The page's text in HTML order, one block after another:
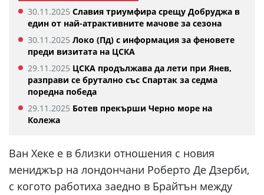
30.11.2025 Славия триумфира срещу Добруджа в
един от най-атрактивните мачове за сезона
30.11.2025 Локо (Пд) с информация за феновете
преди визитата на ЦСКА
29.11.2025 ЦСКА продължава да лети при Янев,
разправи се брутално със Спартак за седма
поредна победа
29.11.2025 Ботев прекърши Черно море на
Колежа
Ван Хеке е в близки отношения с новия
мениджър на лондончани Роберто Де Дзерби,
с когото работиха заедно в Брайтън между